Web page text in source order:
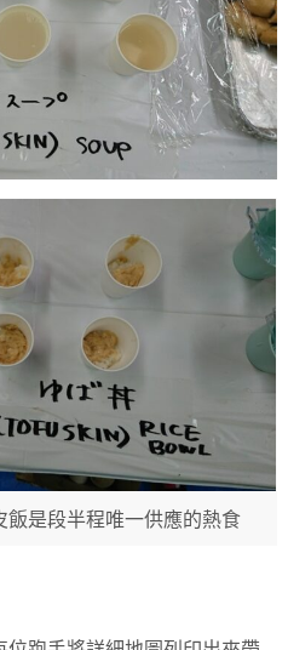
飯是段半程唯一供應的熱食